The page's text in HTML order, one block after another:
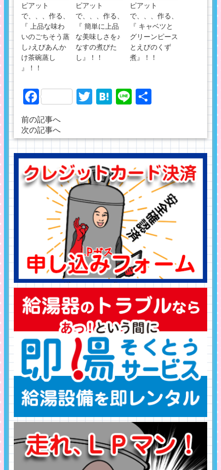
ピアット
で、、、作る、
『 上品な味わ
いのごちそう蒸
し♪えびあんか
け茶碗蒸し
』！！
ピアット
で、、、作る、
『 簡単に上品
な美味しさを♪
なすの煮びた
し』！！
ピアット
で、、、作る、
『 キャベツと
グリーンピース
とえびのくず
煮』！！
FacebookTwitter
Hatena
Line
前の記事へ
次の記事へ